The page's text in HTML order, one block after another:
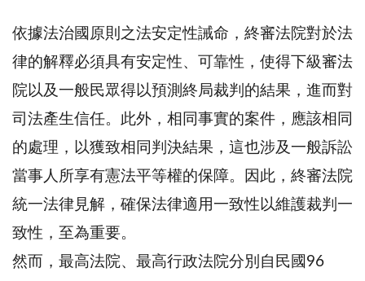
依據法治國原則之法安定性誡命，終審法院對於法
律的解釋必須具有安定性、可靠性，使得下級審法
院以及一般民眾得以預測終局裁判的結果，進而對
司法產生信任。此外，相同事實的案件，應該相同
的處理，以獲致相同判決結果，這也涉及一般訴訟
當事人所享有憲法平等權的保障。因此，終審法院
統一法律見解，確保法律適用一致性以維護裁判一
致性，至為重要。
然而，最高法院、最高行政法院分別自民國96